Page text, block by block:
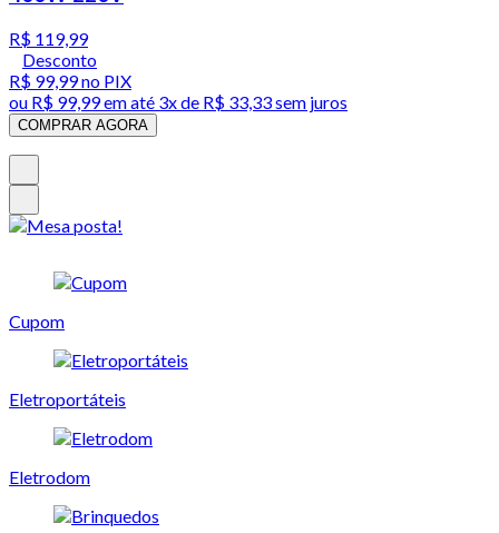
R$ 119,99
Desconto
R$ 99,99no PIX
ou R$ 99,99em até 3x de R$ 33,33 sem juros
COMPRAR AGORA
Cupom
Eletroportáteis
Eletrodom